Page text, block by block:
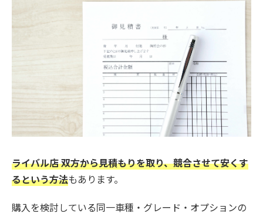
ライバル店 双方から見積もりを取り、競合させて安くす
るという方法もあります。
購入を検討している同一車種・グレード・オプションの